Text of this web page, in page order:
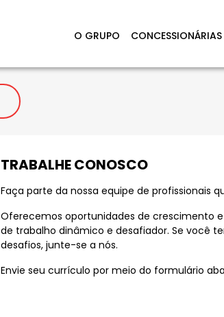
O GRUPO CONCESSIONÁRIAS
TRABALHE CONOSCO
Faça parte da nossa equipe de profissionais
Oferecemos oportunidades de crescimento
de trabalho dinâmico e desafiador. Se você
desafios, junte-se a nós.
Envie seu currículo por meio do formulário